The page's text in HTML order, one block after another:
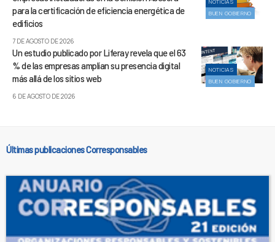
NOTICIAS
BUEN GOBIERNO
para la certificación de eficiencia energética de
edificios
7 DE AGOSTO DE 2026
NOTICIAS
BUEN GOBIERNO
Un estudio publicado por Liferay revela que el 63
% de las empresas amplían su presencia digital
más allá de los sitios web
6 DE AGOSTO DE 2026
Últimas publicaciones Corresponsables